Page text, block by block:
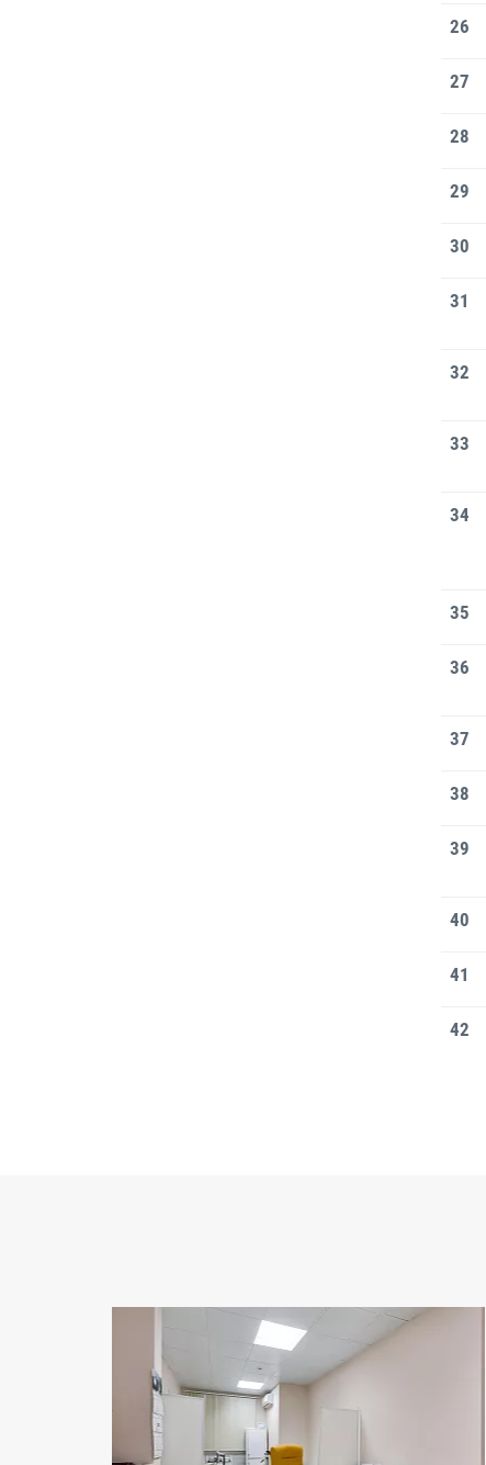
26
27
28
29
30
31
32
33
34
35
36
37
38
39
40
41
42